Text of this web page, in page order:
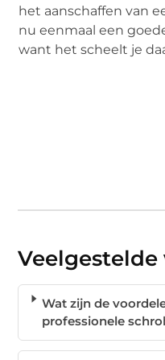
het aanschaffen van
nu eenmaal een
want het scheelt je
Veelgestelde
Wat zijn de
professionele